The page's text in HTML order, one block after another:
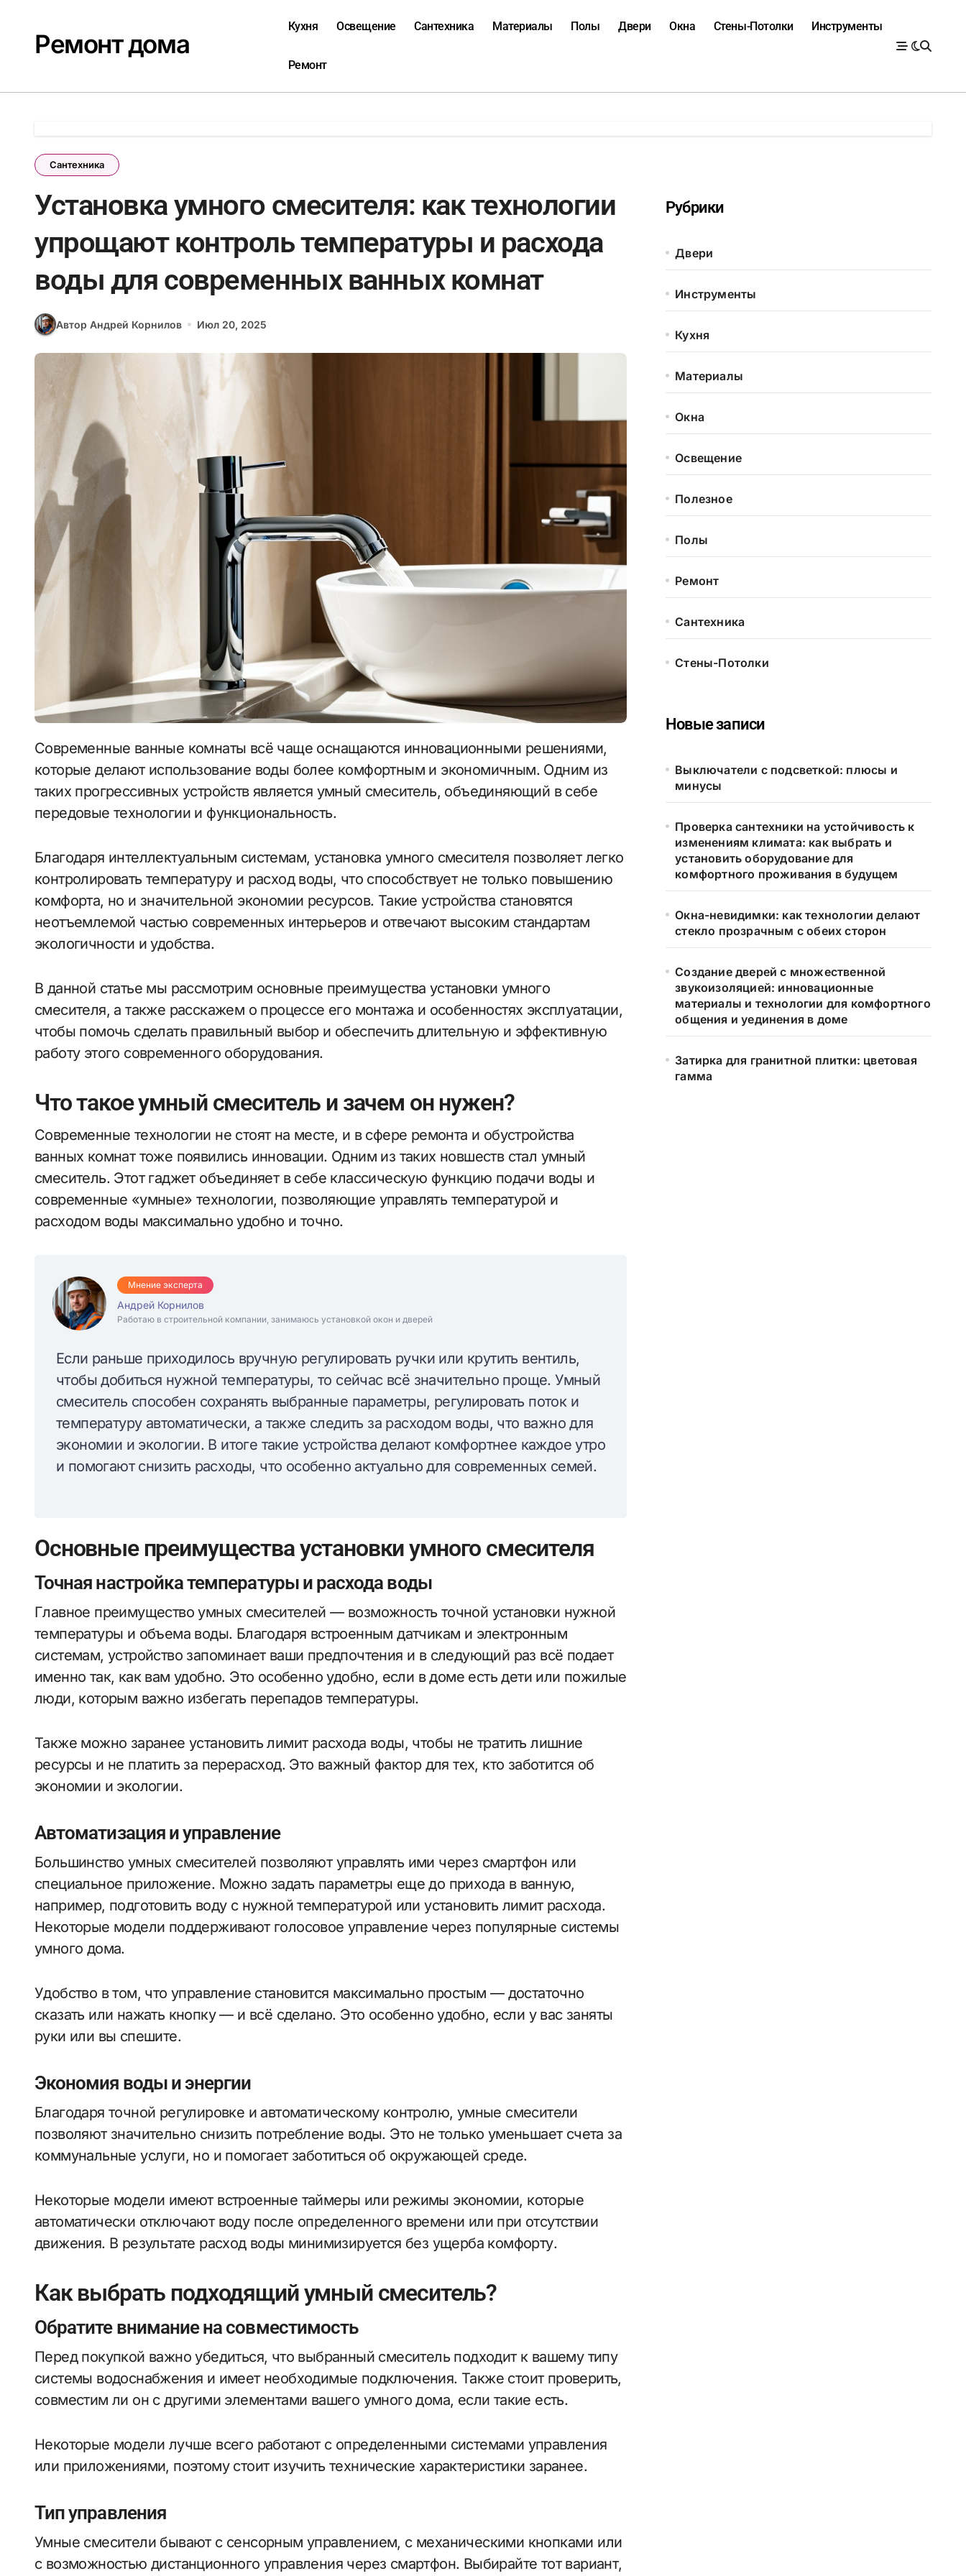
содержаниюРемонт дома
Кухня Освещение Сантехника Материалы Полы Двери Окна Стены-Потолки Инструменты
Ремонт
Сантехника
Установка умного смесителя: как технологии
упрощают контроль температуры и расхода
воды для современных ванных комнат
Автор Андрей Корнилов Июл 20, 2025
Современные ванные комнаты всё чаще оснащаются инновационными решениями,
которые делают использование воды более комфортным и экономичным. Одним из
таких прогрессивных устройств является умный смеситель, объединяющий в себе
передовые технологии и функциональность.
Благодаря интеллектуальным системам, установка умного смесителя позволяет легко
контролировать температуру и расход воды, что способствует не только повышению
комфорта, но и значительной экономии ресурсов. Такие устройства становятся
неотъемлемой частью современных интерьеров и отвечают высоким стандартам
экологичности и удобства.
В данной статье мы рассмотрим основные преимущества установки умного
смесителя, а также расскажем о процессе его монтажа и особенностях эксплуатации,
чтобы помочь сделать правильный выбор и обеспечить длительную и эффективную
работу этого современного оборудования.
Что такое умный смеситель и зачем он нужен?
Современные технологии не стоят на месте, и в сфере ремонта и обустройства
ванных комнат тоже появились инновации. Одним из таких новшеств стал умный
смеситель. Этот гаджет объединяет в себе классическую функцию подачи воды и
современные «умные» технологии, позволяющие управлять температурой и
расходом воды максимально удобно и точно.
Мнение эксперта
Андрей Корнилов
Работаю в строительной компании, занимаюсь установкой окон и дверей
Если раньше приходилось вручную регулировать ручки или крутить вентиль,
чтобы добиться нужной температуры, то сейчас всё значительно проще. Умный
смеситель способен сохранять выбранные параметры, регулировать поток и
температуру автоматически, а также следить за расходом воды, что важно для
экономии и экологии. В итоге такие устройства делают комфортнее каждое утро
и помогают снизить расходы, что особенно актуально для современных семей.
Основные преимущества установки умного смесителя
Точная настройка температуры и расхода воды
Главное преимущество умных смесителей — возможность точной установки нужной
температуры и объема воды. Благодаря встроенным датчикам и электронным
системам, устройство запоминает ваши предпочтения и в следующий раз всё подает
именно так, как вам удобно. Это особенно удобно, если в доме есть дети или пожилые
люди, которым важно избегать перепадов температуры.
Также можно заранее установить лимит расхода воды, чтобы не тратить лишние
ресурсы и не платить за перерасход. Это важный фактор для тех, кто заботится об
экономии и экологии.
Автоматизация и управление
Большинство умных смесителей позволяют управлять ими через смартфон или
специальное приложение. Можно задать параметры еще до прихода в ванную,
например, подготовить воду с нужной температурой или установить лимит расхода.
Некоторые модели поддерживают голосовое управление через популярные системы
умного дома.
Удобство в том, что управление становится максимально простым — достаточно
сказать или нажать кнопку — и всё сделано. Это особенно удобно, если у вас заняты
руки или вы спешите.
Экономия воды и энергии
Благодаря точной регулировке и автоматическому контролю, умные смесители
позволяют значительно снизить потребление воды. Это не только уменьшает счета за
коммунальные услуги, но и помогает заботиться об окружающей среде.
Некоторые модели имеют встроенные таймеры или режимы экономии, которые
автоматически отключают воду после определенного времени или при отсутствии
движения. В результате расход воды минимизируется без ущерба комфорту.
Как выбрать подходящий умный смеситель?
Обратите внимание на совместимость
Перед покупкой важно убедиться, что выбранный смеситель подходит к вашему типу
системы водоснабжения и имеет необходимые подключения. Также стоит проверить,
совместим ли он с другими элементами вашего умного дома, если такие есть.
Некоторые модели лучше всего работают с определенными системами управления
или приложениями, поэтому стоит изучить технические характеристики заранее.
Тип управления
Умные смесители бывают с сенсорным управлением, с механическими кнопками или
с возможностью дистанционного управления через смартфон. Выбирайте тот вариант,
Рубрики
Двери
Инструменты
Кухня
Материалы
Окна
Освещение
Полезное
Полы
Ремонт
Сантехника
Стены-Потолки
Новые записи
Выключатели с подсветкой: плюсы и
минусы
Проверка сантехники на устойчивость к
изменениям климата: как выбрать и
установить оборудование для
комфортного проживания в будущем
Окна-невидимки: как технологии делают
стекло прозрачным с обеих сторон
Создание дверей с множественной
звукоизоляцией: инновационные
материалы и технологии для комфортного
общения и уединения в доме
Затирка для гранитной плитки: цветовая
гамма